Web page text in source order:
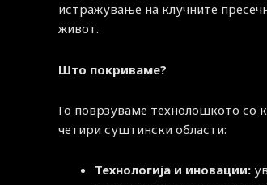
истражување на клучните
живот.
Што покриваме?
Го поврзуваме технолошкото со
четири суштински области:
Технологија и иновации: